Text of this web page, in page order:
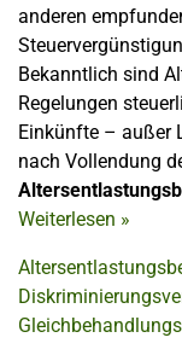
anderen
Bekanntlich sind
Regelungen
Einkünfte – außer
nach Vollendung
Weiterlesen »